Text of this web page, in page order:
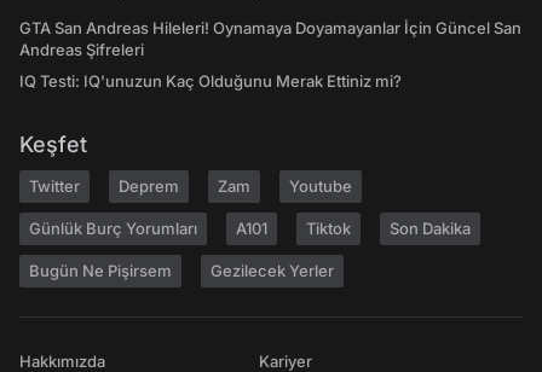
GTA San Andreas Hileleri! Oynamaya Doyamayanlar İçin Güncel San
Andreas Şifreleri
IQ Testi: IQ'unuzun Kaç Olduğunu Merak Ettiniz mi?
Keşfet
Twitter Deprem Zam Youtube
Günlük Burç Yorumları A101 Tiktok Son Dakika
Bugün Ne Pişirsem Gezilecek Yerler
Hakkımızda
Kariyer